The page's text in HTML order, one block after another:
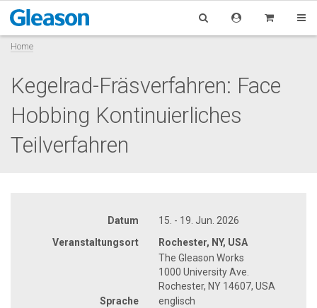
Home
Kegelrad-Fräsverfahren: Face
Hobbing Kontinuierliches
Teilverfahren
Datum
15. - 19. Jun. 2026
Veranstaltungsort
Rochester, NY, USA
The Gleason Works
1000 University Ave.
Rochester, NY 14607, USA
Sprache
englisch